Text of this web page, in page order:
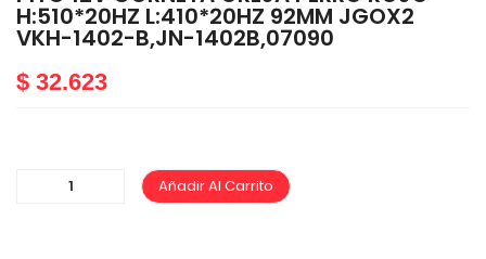
H:510*20HZ L:410*20HZ 92MM JGOX2
VKH-1402-B,JN-1402B,07090
$ 32.623
Añadir Al Carrito